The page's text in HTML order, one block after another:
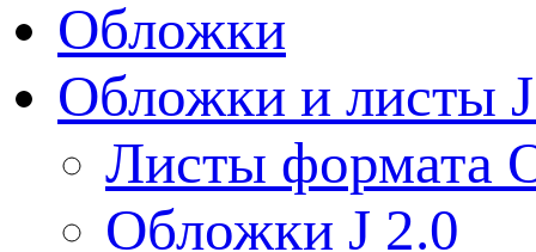
Обложки
Обложки и листы
Листы формата
Обложки J 2.0